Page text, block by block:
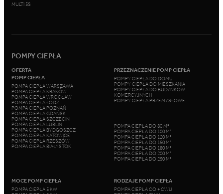
MULTI 3S
POMPY CIEPŁA
OFERTA
POMP CIEPŁA
POMPA CIEPŁA WARSZAWA
POMPA CIEPŁA KRAKÓW
POMPA CIEPŁA WROCŁAW
POMPA CIEPŁA ŁÓDŹ
POMPA CIEPŁA POZNAŃ
POMPA CIEPŁA GDAŃSK
POMPA CIEPŁA SZCZECIN
POMPA CIEPŁA LUBLIN
POMPA CIEPŁA BYDGOSZCZ
POMPA CIEPŁA KATOWICE
POMPA CIEPŁA RZESZÓW
POMPA CIEPŁA BIAŁYSTOK
PRZEZNACZENIE POMP CIEPŁA
POMPY CIEPŁA DO DOMU
POMPY CIEPŁA DO MIESZKANIA
POMPY CIEPŁA DO BUDYNKÓW
KOMERCYJNYCH
POMPY CIEPŁA PRZEMYSŁOWE
POMPA CIEPŁA DO 80 M²
POMPA CIEPŁA DO 100 M²
POMPA CIEPŁA DO 120 M²
POMPA CIEPŁA DO 150 M²
POMPA CIEPŁA DO 180 M²
POMPA CIEPŁA DO 200 M²
POMPA CIEPŁA DO 250 M²
MOCE POMP CIEPŁA
POMPA CIEPŁA 5 KW
RODZAJE POMP CIEPŁA
POMPA CIEPŁA CO + CWU